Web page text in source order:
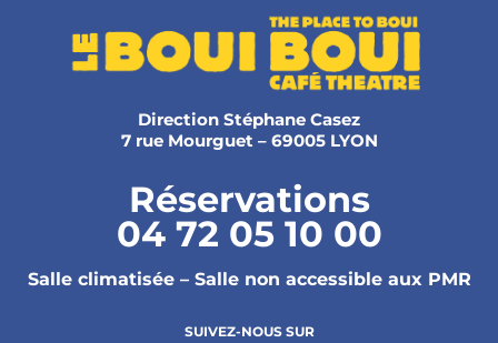
Direction Stéphane Casez
7 rue Mourguet – 69005 LYON
Réservations
04 72 05 10 00
Salle climatisée – Salle non accessible aux PMR
SUIVEZ-NOUS SUR